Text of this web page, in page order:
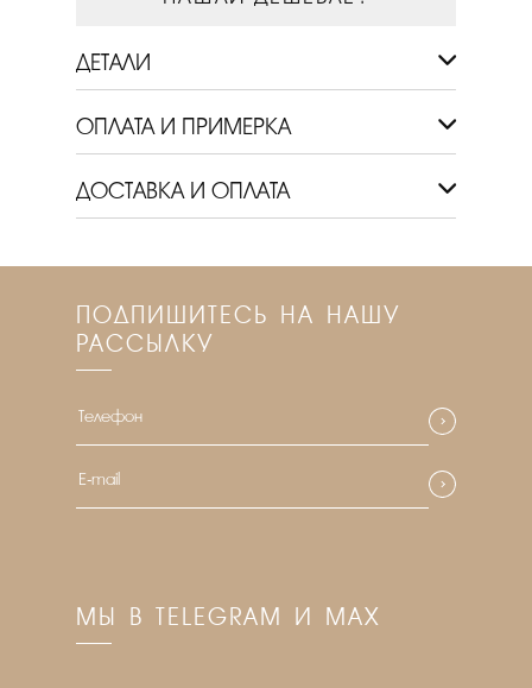
ДЕТАЛИ
ОПЛАТА И ПРИМЕРКА
ДОСТАВКА И ОПЛАТА
ПОДПИШИТЕСЬ НА НАШУ
РАССЫЛКУ
МЫ В TELEGRAM И MAX